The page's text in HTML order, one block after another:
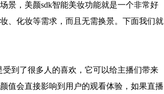
景，美颜sdk智能美妆功能就是一个非常好
、化妆等需求，而且无需换景。下面我们就
到了很多人的喜欢，它可以给主播们带来
值会直接影响到用户的观看体验，如果直播